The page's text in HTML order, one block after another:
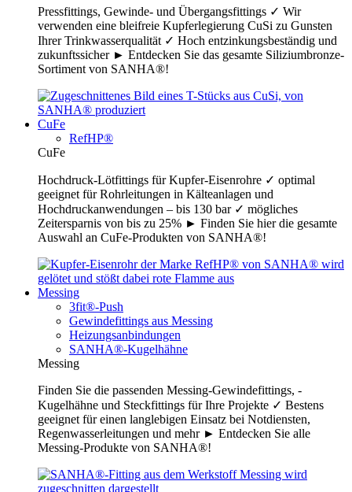
Pressfittings, Gewinde- und Übergangsfittings ✓ Wir
verwenden eine bleifreie Kupferlegierung CuSi zu Gunsten
Ihrer Trinkwasserqualität ✓ Hoch entzinkungsbeständig und
zukunftssicher ► Entdecken Sie das gesamte Siliziumbronze-
Sortiment von SANHA®!
CuFe
RefHP®
CuFe
Hochdruck-Lötfittings für Kupfer-Eisenrohre ✓ optimal
geeignet für Rohrleitungen in Kälteanlagen und
Hochdruckanwendungen – bis 130 bar ✓ mögliches
Zeitersparnis von bis zu 25% ► Finden Sie hier die gesamte
Auswahl an CuFe-Produkten von SANHA®!
Messing
3fit®-Push
Gewindefittings aus Messing
Heizungsanbindungen
SANHA®-Kugelhähne
Messing
Finden Sie die passenden Messing-Gewindefittings, -
Kugelhähne und Steckfittings für Ihre Projekte ✓ Bestens
geeignet für einen langlebigen Einsatz bei Notdiensten,
Regenwasserleitungen und mehr ► Entdecken Sie alle
Messing-Produkte von SANHA®!